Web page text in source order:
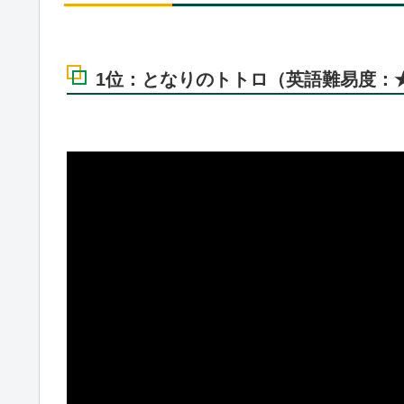
1位：となりのトトロ（英語難易度